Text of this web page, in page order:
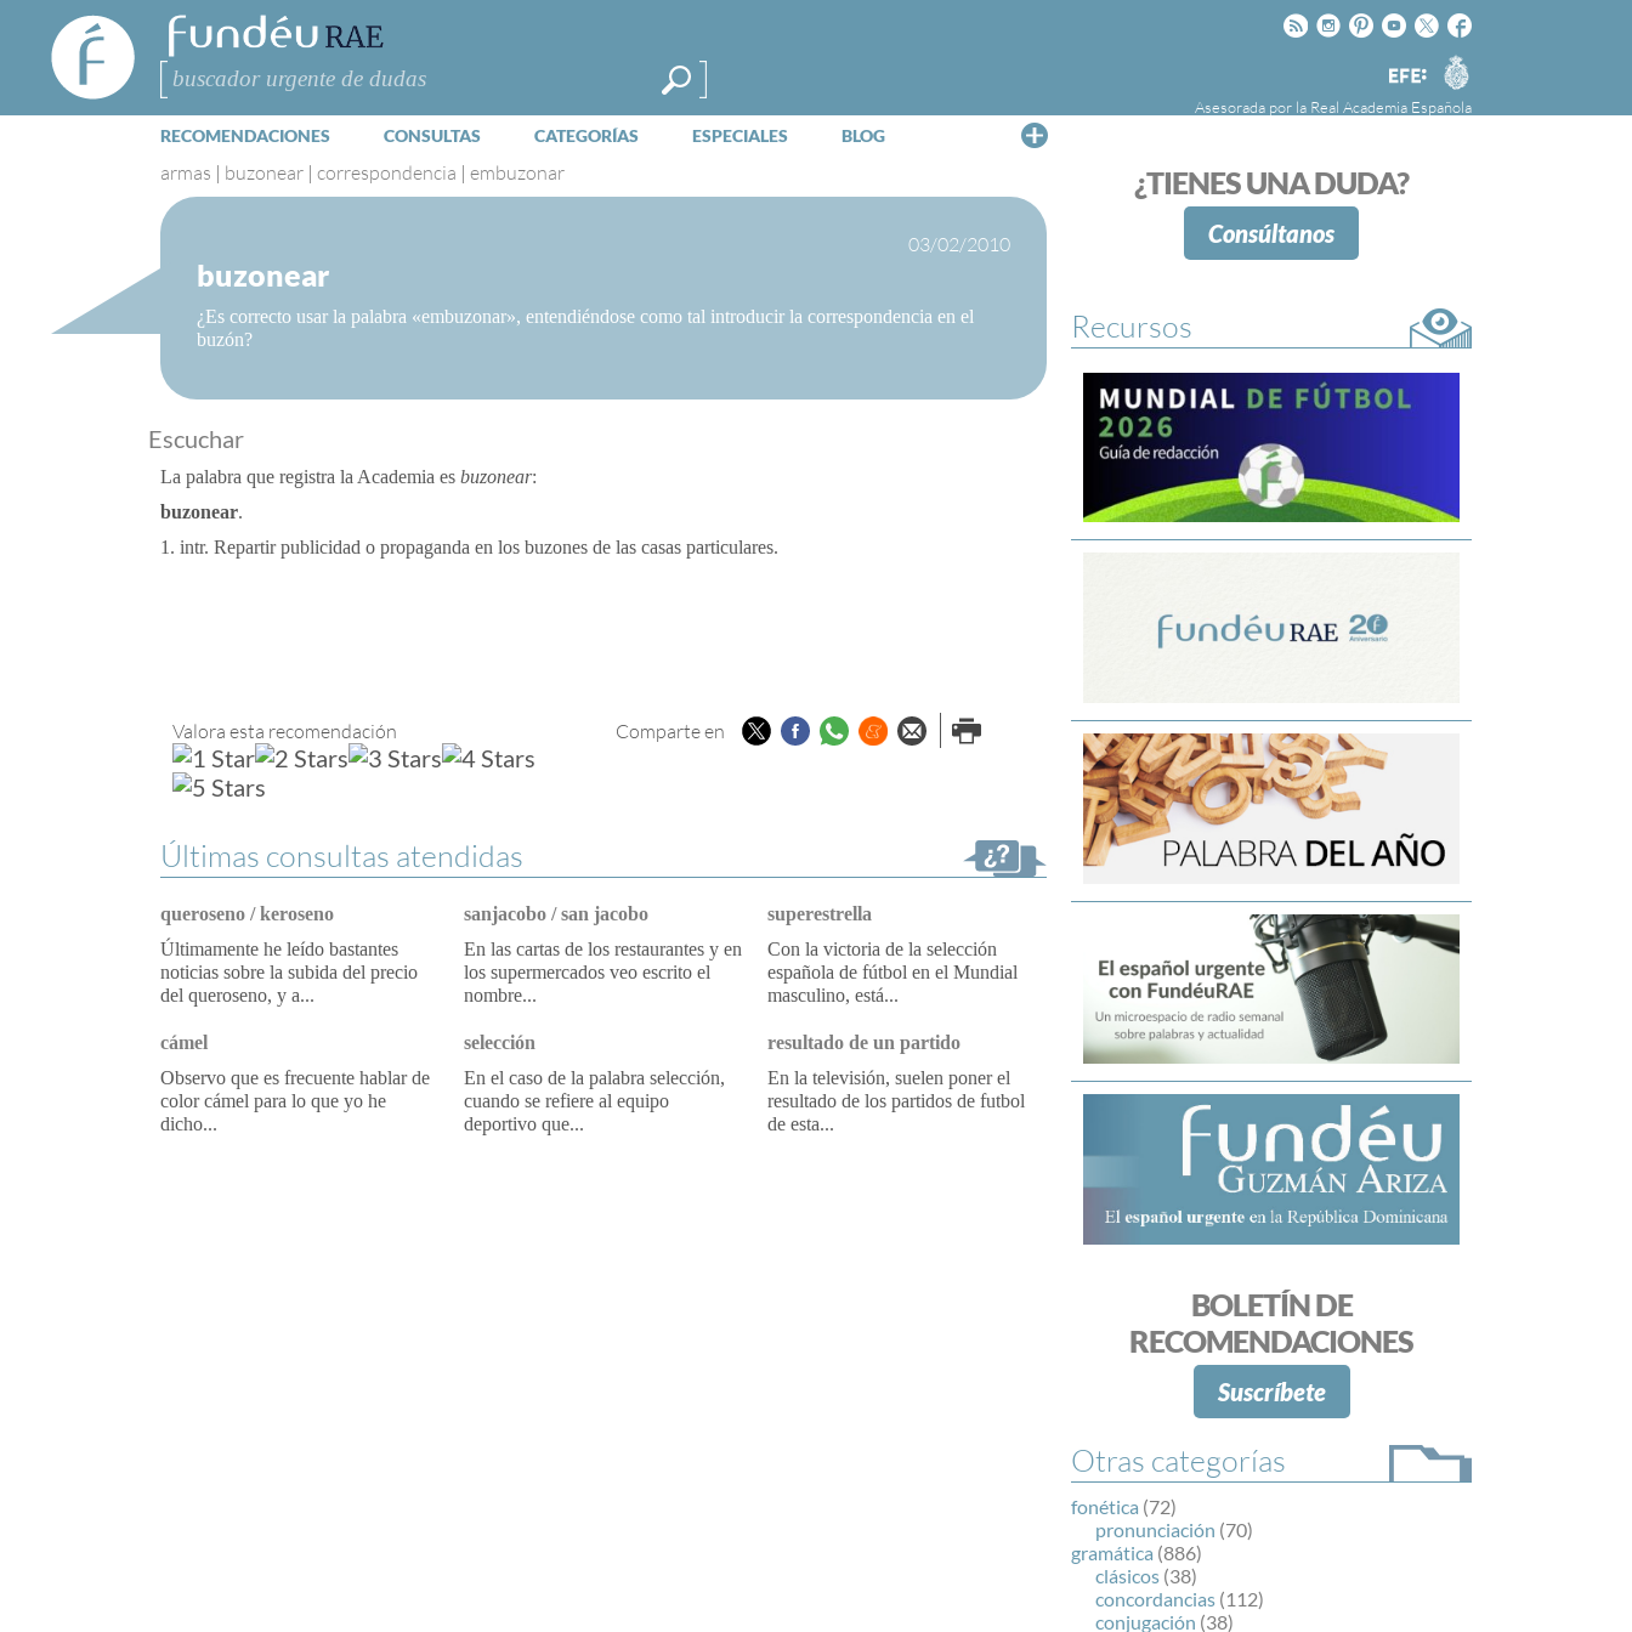
FundéuRAE
- Fundación
del Español
Urgente
Buscar
Facebook
Twitter
Youtube
Pinteres
Instagram
Rss
Agencia
EFE
Asesorada por la Real Academia Española
RECOMENDACIONES CONSULTAS CATEGORÍAS ESPECIALES BLOG
FundéuRAE es una fundación patrocinada por
la Agencia Efe y la Real Academia Española,
cuyo objetivo es colaborar con el buen uso del
¿TIENES UNA DUDA?
Consúltanos
armas | buzonear | correspondencia | embuzonar
03/02/2010
buzonear
¿Es correcto usar la palabra «embuzonar», entendiéndose como tal introducir la correspondencia en el
buzón?
Escuchar
La palabra que registra la Academia es buzonear:
buzonear.
1. intr. Repartir publicidad o propaganda en los buzones de las casas particulares.
Valora esta recomendación Comparte en TwitterFacebook
Whatsapp
Menéame
Enviar porImprimir
Últimas consultas atendidas
queroseno / keroseno
Últimamente he leído bastantes
noticias sobre la subida del precio
del queroseno, y a...
sanjacobo / san jacobo
En las cartas de los restaurantes y en
los supermercados veo escrito el
nombre...
superestrella
Con la victoria de la selección
española de fútbol en el Mundial
masculino, está...
cámel
Observo que es frecuente hablar de
color cámel para lo que yo he
dicho...
selección
En el caso de la palabra selección,
cuando se refiere al equipo
deportivo que...
resultado de un partido
En la televisión, suelen poner el
resultado de los partidos de futbol
de esta...
Recursos
BOLETÍN DE
RECOMENDACIONES
Suscríbete
Otras categorías
fonética (72)
pronunciación (70)
gramática (886)
clásicos (38)
concordancias (112)
conjugación (38)